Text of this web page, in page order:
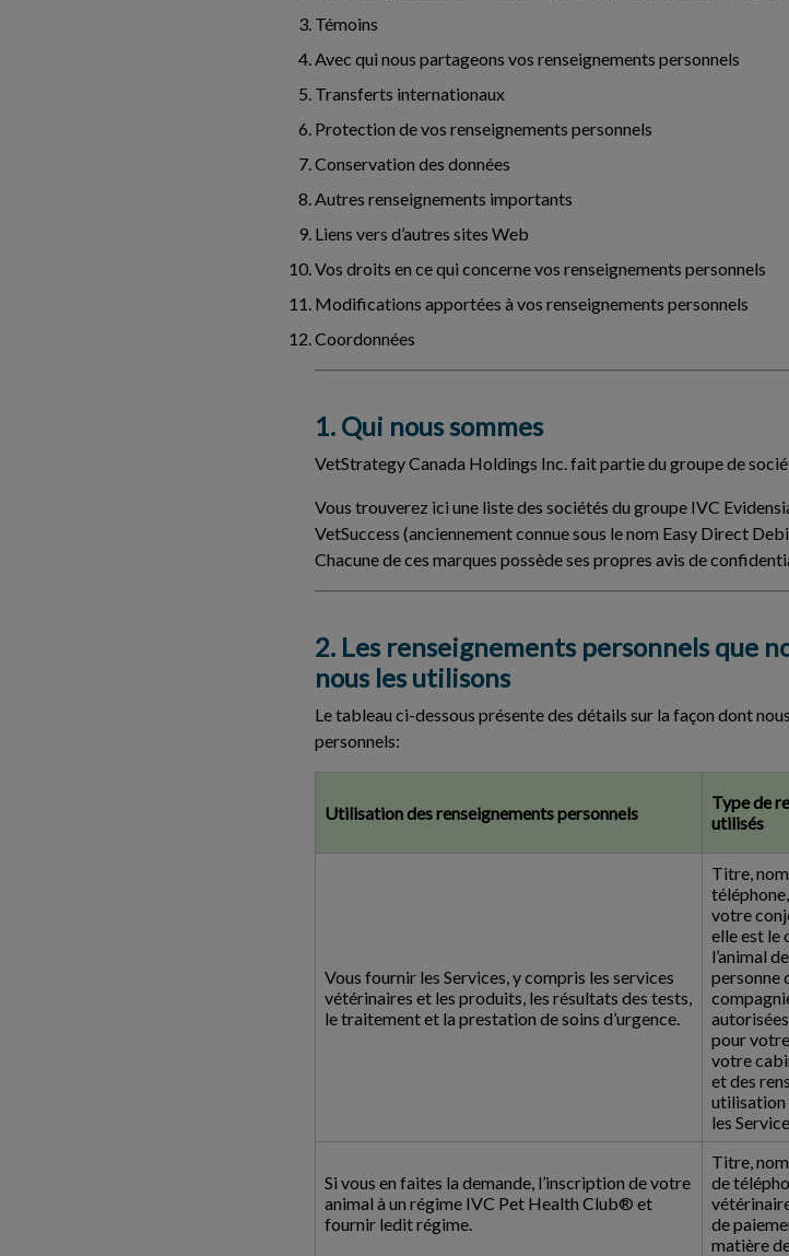
Témoins
Avec qui nous partageons vos renseignements personnels
Transferts internationaux
Protection de vos renseignements personnels
Conservation des données
Autres renseignements importants
Liens vers d’autres sites Web
Vos droits en ce qui concerne vos renseignements personnels
Modifications apportées à vos renseignements personnels
Coordonnées
1. Qui nous sommes
VetStrategy Canada Holdings Inc. fait partie du groupe de
Vous trouverez ici une liste des sociétés du groupe IVC
VetSuccess (anciennement connue sous le nom Easy Direct
Chacune de ces marques possède ses propres avis de
2. Les renseignements personnels que
nous les utilisons
Le tableau ci-dessous présente des détails sur la façon dont
personnels:
Utilisation des renseignements personnels
Type de
utilisés
Vous fournir les Services, y compris les services
vétérinaires et les produits, les résultats des tests,
le traitement et la prestation de soins d’urgence.
Titre,
votre
elle est le
l’animal
personne
pour
votre
et des
utilisation
les
Si vous en faites la demande, l’inscription de votre
animal à un régime IVC Pet Health Club® et
fournir ledit régime.
Titre,
de
de
matière